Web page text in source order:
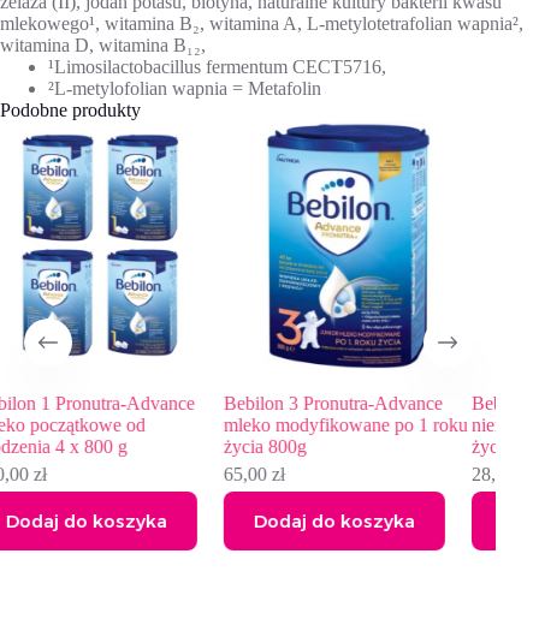
mlekowego¹, witamina B₂, witamina A, L-metylotetrafolian wapnia²,
witamina D, witamina B₁₂,
¹Limosilactobacillus fermentum CECT5716,
²L-metylofolian wapnia = Metafolin
Podobne produkty
Bebilon 3 Pronutra-Advance
mleko modyfikowane po 1 roku
życia 800g
65,00
Dodaj do koszyka
Bebiko 2 Mleko następne dla
niemowląt powyżej 6. miesiąca
życia, 350 g
Dodaj do koszyka